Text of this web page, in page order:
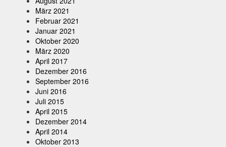
März 2021
Februar 2021
Januar 2021
Oktober 2020
März 2020
April 2017
Dezember 2016
September 2016
Juni 2016
Juli 2015
April 2015
Dezember 2014
April 2014
Oktober 2013